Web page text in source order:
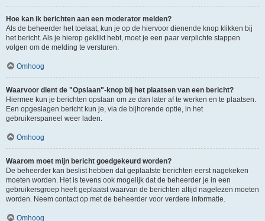
Hoe kan ik berichten aan een moderator melden?
Als de beheerder het toelaat, kun je op de hiervoor dienende knop klikken bij
het bericht. Als je hierop geklikt hebt, moet je een paar verplichte stappen
volgen om de melding te versturen.
Omhoog
Waarvoor dient de "Opslaan"-knop bij het plaatsen van een bericht?
Hiermee kun je berichten opslaan om ze dan later af te werken en te plaatsen.
Een opgeslagen bericht kun je, via de bijhorende optie, in het
gebruikerspaneel weer laden.
Omhoog
Waarom moet mijn bericht goedgekeurd worden?
De beheerder kan beslist hebben dat geplaatste berichten eerst nagekeken
moeten worden. Het is tevens ook mogelijk dat de beheerder je in een
gebruikersgroep heeft geplaatst waarvan de berichten altijd nagelezen moeten
worden. Neem contact op met de beheerder voor verdere informatie.
Omhoog